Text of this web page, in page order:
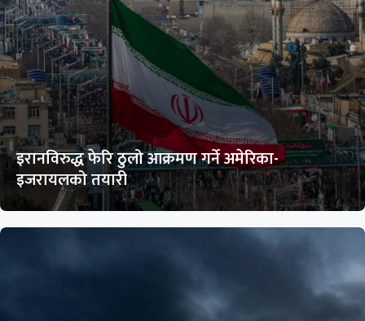
इरानविरुद्ध फेरि ठुलो आक्रमण गर्ने अमेरिका-
इजरायलको तयारी